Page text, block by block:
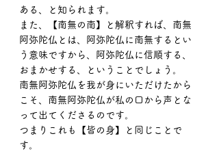
ある、と知られます。
また、【南無の南】と解釈すれば、南無
阿弥陀仏とは、阿弥陀仏に南無するとい
う意味ですから、阿弥陀仏に信順する、
おまかせする、ということでしょう。
南無阿弥陀仏を我が身にいただけたから
こそ、南無阿弥陀仏が私の口から声とな
って出てくださるのです。
つまりこれも【皆の身】と同じことで
す。